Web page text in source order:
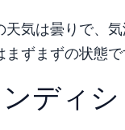
気は曇りで、気
ずまずの状態
ディシ